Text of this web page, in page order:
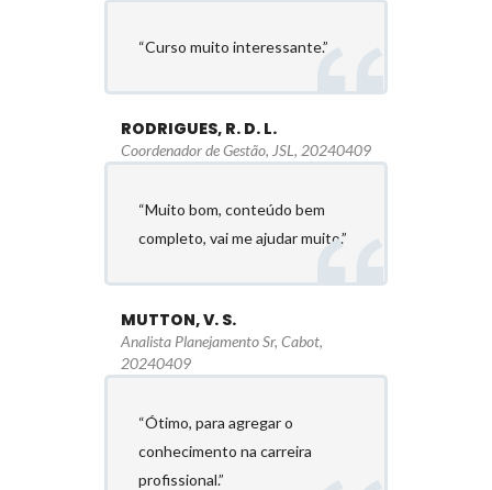
“Curso muito interessante.”
RODRIGUES, R. D. L.
Coordenador de Gestão, JSL, 20240409
“Muito bom, conteúdo bem
completo, vai me ajudar muito.”
MUTTON, V. S.
Analista Planejamento Sr, Cabot,
20240409
“Ótimo, para agregar o
conhecimento na carreira
profissional.”